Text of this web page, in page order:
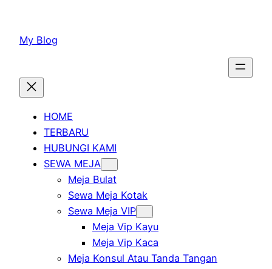
konten
My Blog
HOME
TERBARU
HUBUNGI KAMI
SEWA MEJA
Meja Bulat
Sewa Meja Kotak
Sewa Meja VIP
Meja Vip Kayu
Meja Vip Kaca
Meja Konsul Atau Tanda Tangan